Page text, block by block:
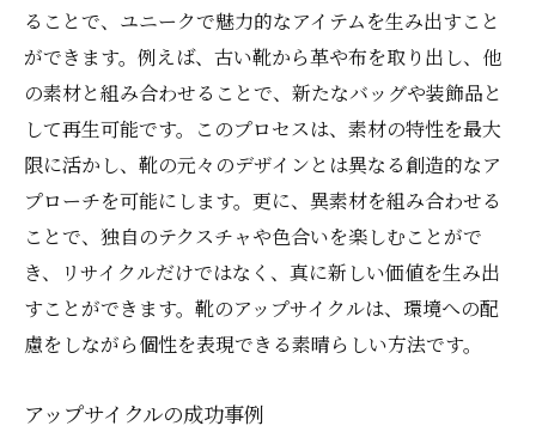
ることで、ユニークで魅力的なアイテムを生み出すこと
ができます。例えば、古い靴から革や布を取り出し、他
の素材と組み合わせることで、新たなバッグや装飾品と
して再生可能です。このプロセスは、素材の特性を最大
限に活かし、靴の元々のデザインとは異なる創造的なア
プローチを可能にします。更に、異素材を組み合わせる
ことで、独自のテクスチャや色合いを楽しむことがで
き、リサイクルだけではなく、真に新しい価値を生み出
すことができます。靴のアップサイクルは、環境への配
慮をしながら個性を表現できる素晴らしい方法です。
アップサイクルの成功事例